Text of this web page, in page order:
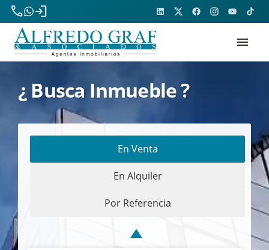
phone
login
menu
¿ Busca Inmueble ?
En Venta
En Alquiler
Por Referencia